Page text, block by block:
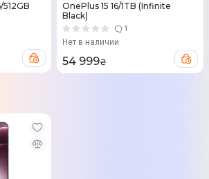
OnePlus 15 16/1TB (Infinite
Black)
1
Нет в наличии
54 999₴